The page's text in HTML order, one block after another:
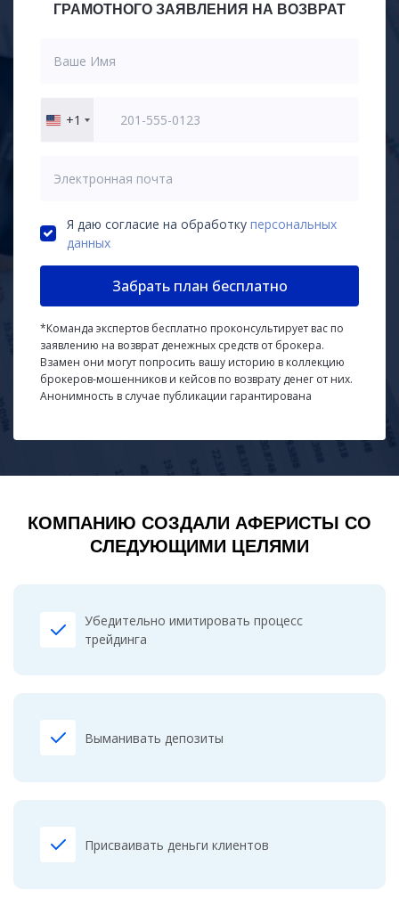
ГРАМОТНОГО ЗАЯВЛЕНИЯ НА ВОЗВРАТ
United
+1
Я даю согласие на обработку персональных
данных
Забрать план бесплатно
*Команда экспертов бесплатно проконсультирует вас по
заявлению на возврат денежных средств от брокера.
Взамен они могут попросить вашу историю в коллекцию
брокеров-мошенников и кейсов по возврату денег от них.
Анонимность в случае публикации гарантирована
КОМПАНИЮ СОЗДАЛИ АФЕРИСТЫ СО
СЛЕДУЮЩИМИ ЦЕЛЯМИ
Убедительно имитировать процесс
трейдинга
Выманивать депозиты
Присваивать деньги клиентов